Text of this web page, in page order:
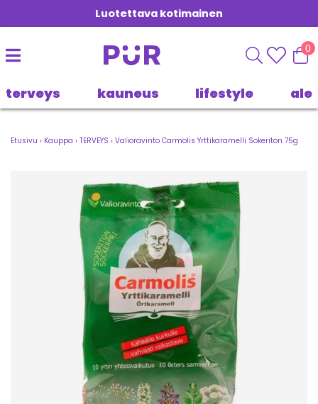
Luotettava kotimainen
0
terveys kauneus lifestyle ale
Etusivu › Kauppa › TERVEYS › Valioravinto Carmolis Yrttikaramelli Sokeriton 75g